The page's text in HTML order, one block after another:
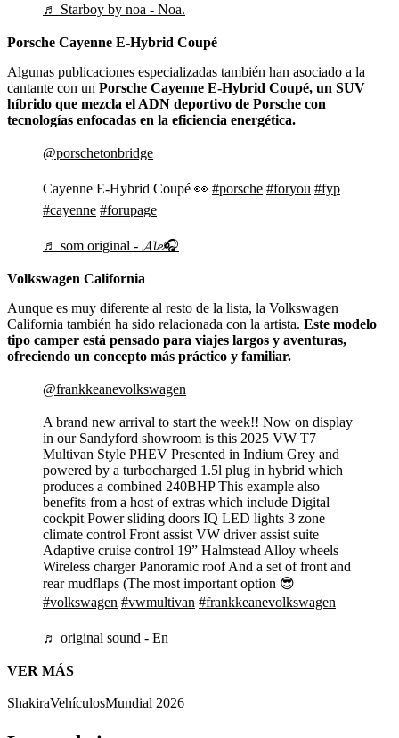
♬ Starboy by noa - Noa.
Porsche Cayenne E-Hybrid Coupé
Algunas publicaciones especializadas también han asociado a la
cantante con un Porsche Cayenne E-Hybrid Coupé, un SUV
híbrido que mezcla el ADN deportivo de Porsche con
tecnologías enfocadas en la eficiencia energética.
@porschetonbridge
Cayenne E-Hybrid Coupé 👀 #porsche #foryou #fyp
#cayenne #forupage
♬ som original - 𝓐𝓵𝓮🎧
Volkswagen California
Aunque es muy diferente al resto de la lista, la Volkswagen
California también ha sido relacionada con la artista. Este modelo
tipo camper está pensado para viajes largos y aventuras,
ofreciendo un concepto más práctico y familiar.
@frankkeanevolkswagen
A brand new arrival to start the week!! Now on display
in our Sandyford showroom is this 2025 VW T7
Multivan Style PHEV Presented in Indium Grey and
powered by a turbocharged 1.5l plug in hybrid which
produces a combined 240BHP This example also
benefits from a host of extras which include Digital
cockpit Power sliding doors IQ LED lights 3 zone
climate control Front assist VW driver assist suite
Adaptive cruise control 19” Halmstead Alloy wheels
Wireless charger Panoramic roof And a set of front and
rear mudflaps (The most important option 😎
#volkswagen #vwmultivan #frankkeanevolkswagen
♬ original sound - En
VER MÁS
ShakiraVehículosMundial 2026